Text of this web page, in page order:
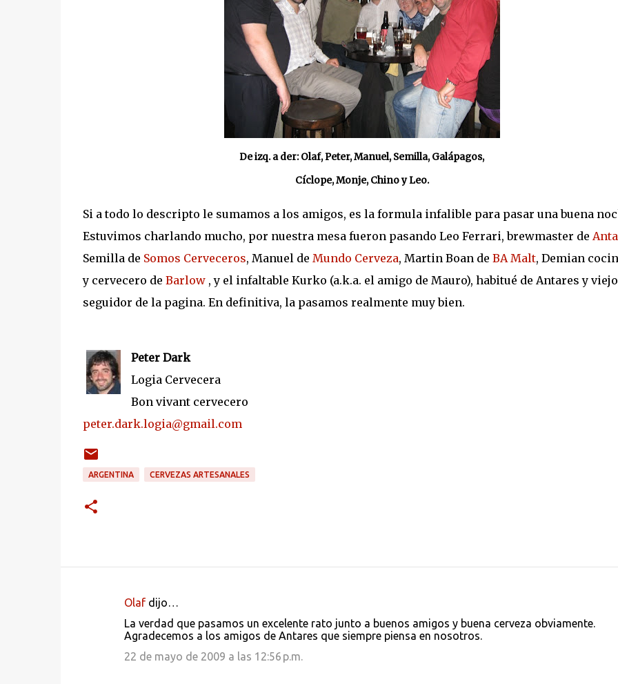
De izq. a der: Olaf, Peter, Manuel, Semilla, Galápagos,
Cíclope, Monje, Chino y Leo.
Si a todo lo descripto le sumamos a los amigos, es la formula infalible para pasar una buena
Estuvimos charlando mucho, por nuestra mesa fueron pasando Leo Ferrari, brewmaster de
Semilla de Somos Cerveceros, Manuel de Mundo Cerveza, Martin Boan de BA Malt, Demian
y cervecero de Barlow, y el infaltable Kurko (a.k.a. el amigo de Mauro), habitué de Antares y viejo
seguidor de la pagina. En definitiva, la pasamos realmente muy bien.
Peter Dark
Logia Cervecera
Bon vivant cervecero
peter.dark.logia@gmail.com
ARGENTINA CERVEZAS ARTESANALES
Olafdijo…
La verdad que pasamos un excelente rato junto a buenos amigos y buena cerveza obviamente.
Agradecemos a los amigos de Antares que siempre piensa en nosotros.
22 de mayo de 2009 a las 12:56 p.m.